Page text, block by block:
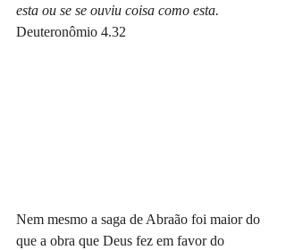
esta ou se se ouviu coisa como esta.
Deuteronômio 4.32
Nem mesmo a saga de Abraão foi maior do
que a obra que Deus fez em favor do